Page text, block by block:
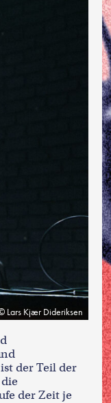
Lars Kjær Dideriksen
der Teil der
der Zeit je